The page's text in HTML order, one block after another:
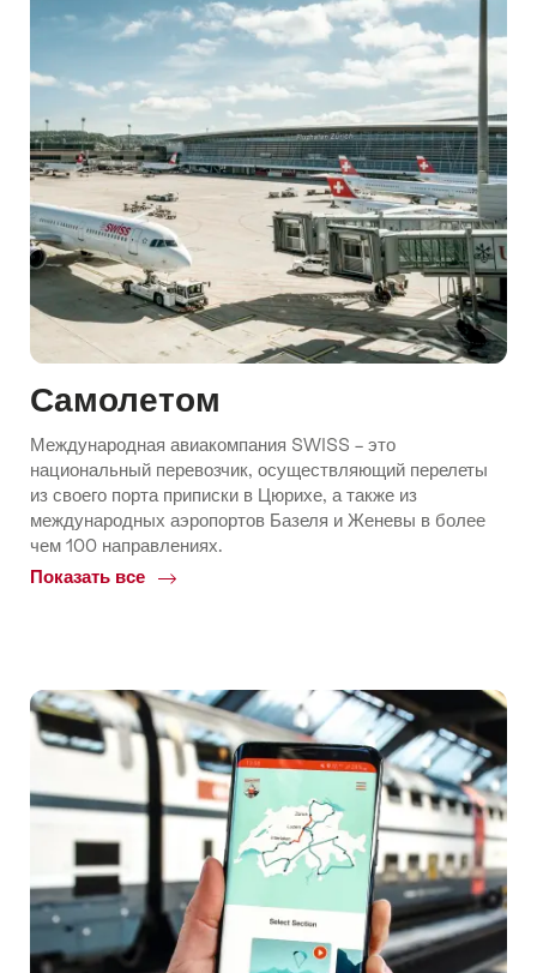
Самолетом
Международная авиакомпания SWISS – это
национальный перевозчик, осуществляющий перелеты
из своего порта приписки в Цюрихе, а также из
международных аэропортов Базеля и Женевы в более
чем 100 направлениях.
Показать все
Common.Of